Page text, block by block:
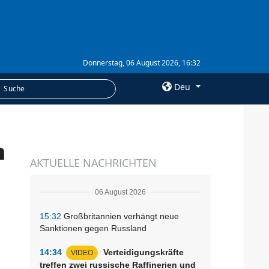
Donnerstag, 06 August 2026, 16:32
Deu
Abonnement
AKTUELLE NACHRICHTEN
06 August 2026
15:32 Großbritannien verhängt neue
Sanktionen gegen Russland
14:34 VIDEO
Verteidigungskräfte
treffen zwei russische Raffinerien und